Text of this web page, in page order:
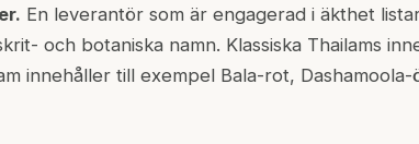
En leverantör som är engagerad i äkthet
och botaniska namn. Klassiska Thailams
innehåller till exempel Bala-rot,